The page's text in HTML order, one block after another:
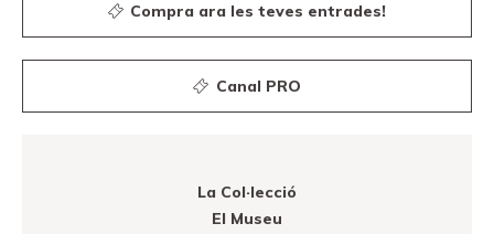
Compra ara les teves entrades!
Canal PRO
La Col·lecció
El Museu